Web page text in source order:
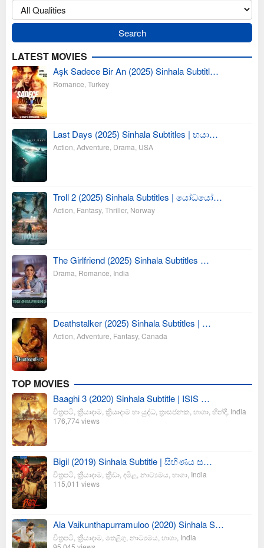
LATEST MOVIES
Aşk Sadece Bir An (2025) Sinhala Subtitl…
Romance Turkey
Last Days (2025) Sinhala Subtitles | භයා…
Action Adventure Drama USA
Troll 2 (2025) Sinhala Subtitles | යෝධයෝ…
Action Fantasy, Thriller, Norway
The Girlfriend (2025) Sinhala Subtitles …
Drama Romance India
Deathstalker (2025) Sinhala Subtitles | …
Action Adventure Fantasy, Canada
TOP MOVIES
Baaghi 3 (2020) Sinhala Subtitle | ISIS …
චිත්‍රපටි ක්‍රියාදාම ක්‍රියාදාම හා යුද්ධ ත්‍රාසජනක භාශා හින්දි India
176,774 views
Bigil (2019) Sinhala Subtitle | සිහිණය ස…
චිත්‍රපටි ක්‍රියාදාම ක්‍රීඩා දමිළ නාට්‍යමය භාශා India
115,011 views
Ala Vaikunthapurramuloo (2020) Sinhala S…
චිත්‍රපටි ක්‍රියාදාම තෙළිගු නාට්‍යමය භාශා India